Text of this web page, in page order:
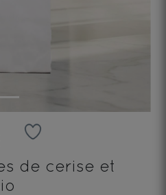
de cerise et